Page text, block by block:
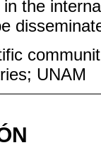
the
UNAM